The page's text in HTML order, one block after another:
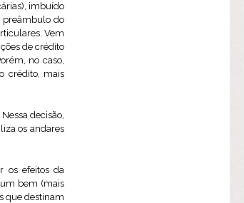
imbuído
preâmbulo do
Vem
de crédito
no caso,
crédito, mais
decisão,
os andares
os efeitos da
um bem (mais
que destinam